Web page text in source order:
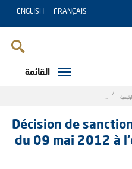
FRANÇAIS
ENGLISH
القائمة
الرئيسية du 09 mai 2012 à l’égard de la société IB Maroc
Décision de
du 09 mai 2012 à